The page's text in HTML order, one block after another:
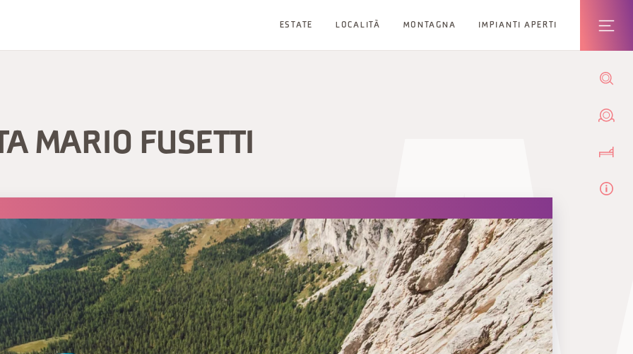
ESTATE LOCALITÀ MONTAGNA IMPIANTI APERTI
MARIO FUSETTI